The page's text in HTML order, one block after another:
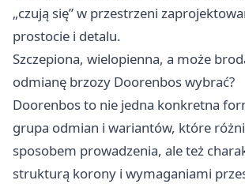
„czują się” w przestrzeni
prostocie i detalu.
Szczepiona, wielopienna, a może
odmianę brzozy Doorenbos wybrać?
Doorenbos to nie jedna konkretna
grupa odmian i wariantów, które
sposobem prowadzenia, ale też
strukturą korony i wymaganiami